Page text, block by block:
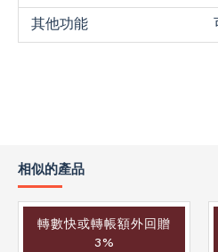
其他功能
相似的產品
轉數快或轉帳額外回贈
3%